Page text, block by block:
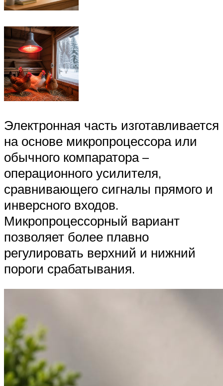
Электронная часть изготавливается
на основе микропроцессора или
обычного компаратора –
операционного усилителя,
сравнивающего сигналы прямого и
инверсного входов.
Микропроцессорный вариант
позволяет более плавно
регулировать верхний и нижний
пороги срабатывания.